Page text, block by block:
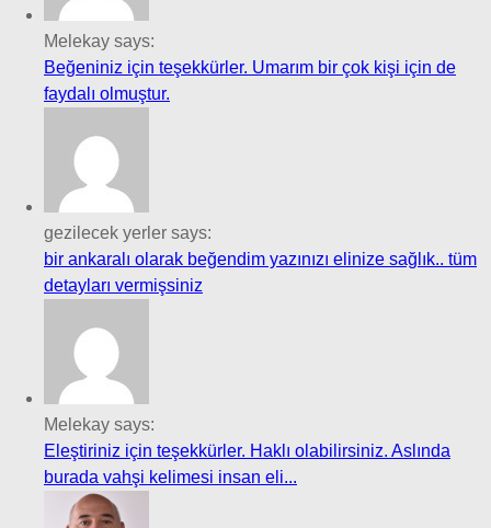
Melekay says:
Beğeniniz için teşekkürler. Umarım bir çok kişi için de
faydalı olmuştur.
gezilecek yerler says:
bir ankaralı olarak beğendim yazınızı elinize sağlık.. tüm
detayları vermişsiniz
Melekay says:
Eleştiriniz için teşekkürler. Haklı olabilirsiniz. Aslında
burada vahşi kelimesi insan eli...